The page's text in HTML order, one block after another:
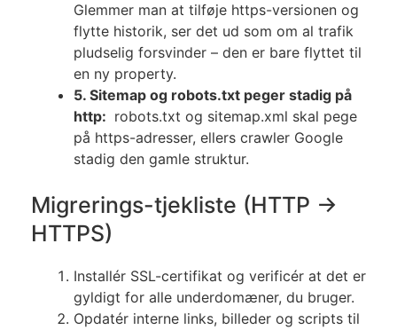
Glemmer man at tilføje https-versionen og
flytte historik, ser det ud som om al trafik
pludselig forsvinder – den er bare flyttet til
en ny property.
5. Sitemap og robots.txt peger stadig på
http: robots.txt og sitemap.xml skal pege
på https-adresser, ellers crawler Google
stadig den gamle struktur.
Migrerings-tjekliste (HTTP →
HTTPS)
Installér SSL-certifikat og verificér at det er
gyldigt for alle underdomæner, du bruger.
Opdatér interne links, billeder og scripts til